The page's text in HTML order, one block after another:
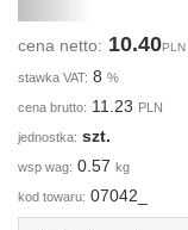
cena netto: 10.40PLN
stawka VAT: 8 %
cena brutto: 11.23 PLN
jednostka: szt.
wsp wag: 0.57 kg
kod towaru: 07042_